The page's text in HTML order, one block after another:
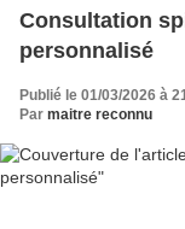
Consultation
personnalisé
Publié le 01/03/2026 à
Par maitre reconnu